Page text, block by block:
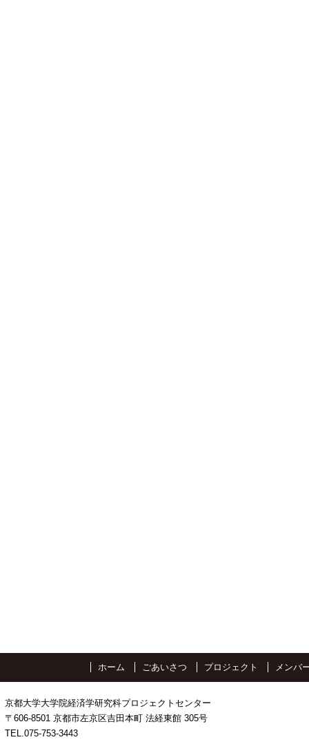
ホーム ごあいさつ プロジェクト メンバ
京都大学大学院経済学研究科プロジェクトセンター
〒606-8501 京都市左京区吉田本町 法経東館 305号
TEL.075-753-3443